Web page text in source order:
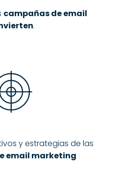
campañas de email
.
y estrategias de las
email marketing